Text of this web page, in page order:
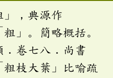
」，典源作
」。簡略概括。
卷七八．尚書
枝大葉」比喻疏